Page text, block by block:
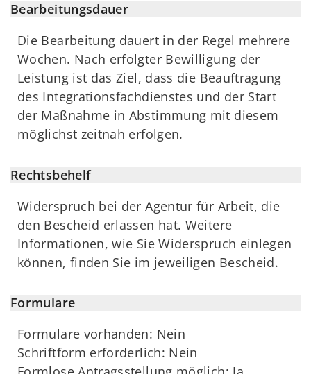
Bearbeitungsdauer
Die Bearbeitung dauert in der Regel mehrere
Wochen. Nach erfolgter Bewilligung der
Leistung ist das Ziel, dass die Beauftragung
des Integrationsfachdienstes und der Start
der Maßnahme in Abstimmung mit diesem
möglichst zeitnah erfolgen.
Rechtsbehelf
Widerspruch bei der Agentur für Arbeit, die
den Bescheid erlassen hat. Weitere
Informationen, wie Sie Widerspruch einlegen
können, finden Sie im jeweiligen Bescheid.
Formulare
Formulare vorhanden: Nein
Schriftform erforderlich: Nein